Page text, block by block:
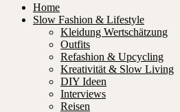
Home
Slow Fashion & Lifestyle
Kleidung Wertschätzung
Outfits
Refashion & Upcycling
Kreativität & Slow Living
DIY Ideen
Interviews
Reisen